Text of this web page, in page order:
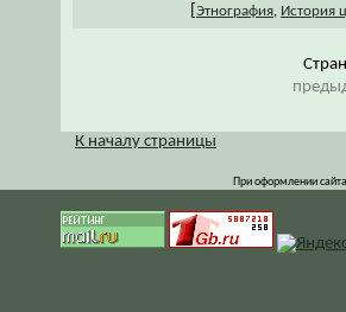
Этнография, История
К началу страницы
При оформлении